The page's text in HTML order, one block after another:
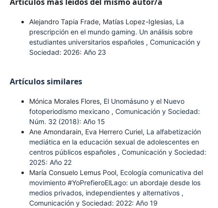
Alejandro Tapia Frade, Matías Lopez-Iglesias, La
prescripción en el mundo gaming. Un análisis sobre
estudiantes universitarios españoles , Comunicación y
Sociedad: 2026: Año 23
Artículos similares
Mónica Morales Flores, El Unomásuno y el Nuevo
fotoperiodismo mexicano , Comunicación y Sociedad:
Núm. 32 (2018): Año 15
Ane Amondarain, Eva Herrero Curiel, La alfabetización
mediática en la educación sexual de adolescentes en
centros públicos españoles , Comunicación y Sociedad:
2025: Año 22
María Consuelo Lemus Pool, Ecología comunicativa del
movimiento #YoPrefieroElLago: un abordaje desde los
medios privados, independientes y alternativos ,
Comunicación y Sociedad: 2022: Año 19